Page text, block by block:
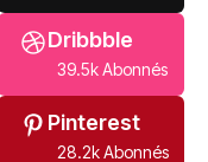
Dribbble
39.5k Abonnés
Pinterest
28.2k Abonnés